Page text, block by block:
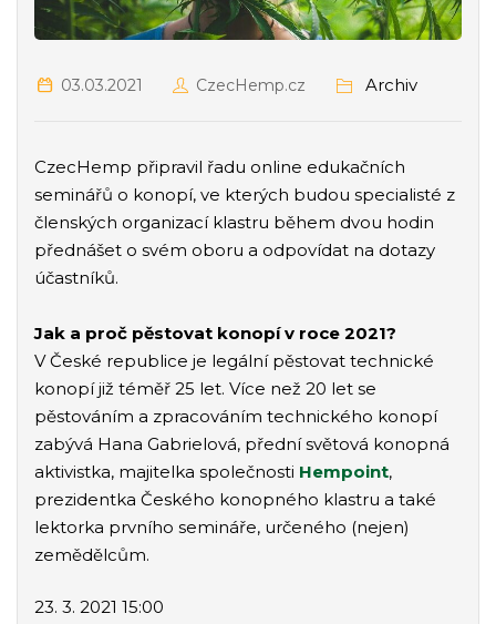
03.03.2021 CzecHemp.cz Archiv
CzecHemp připravil řadu online edukačních
seminářů o konopí, ve kterých budou specialisté z
členských organizací klastru během dvou hodin
přednášet o svém oboru a odpovídat na dotazy
účastníků.
Jak a proč pěstovat konopí v roce 2021?
V České republice je legální pěstovat technické
konopí již téměř 25 let. Více než 20 let se
pěstováním a zpracováním technického konopí
zabývá Hana Gabrielová, přední světová konopná
aktivistka, majitelka společnosti Hempoint,
prezidentka Českého konopného klastru a také
lektorka prvního semináře, určeného (nejen)
zemědělcům.
23. 3. 2021 15:00